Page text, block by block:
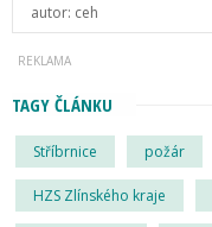
autor: ceh
TAGY ČLÁNKU
Stříbrnice požár
HZS Zlínského kraje